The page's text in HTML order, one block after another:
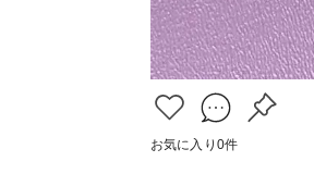
お気に入り 0件